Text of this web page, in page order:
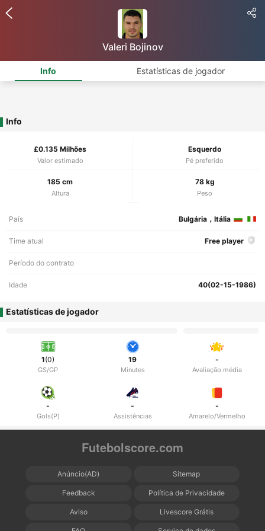
Valeri Bojinov
Info Estatísticas de jogador
Info
£0.135 Milhões
Valor estimado
Esquerdo
Pé preferido
185 cm
Altura
78 kg
Peso
País Bulgária，Itália
Time atual Free player
Período do contrato
Idade 40(02-15-1986)
Estatísticas de jogador
1(0)
GS/GP
19
Minutes
-
Avaliação média
-
Gols(P)
-
Assistências
-
Amarelo/Vermelho
Futebolscore.com
Anúncio(AD) Sitemap
Feedback Política de Privacidade
Aviso Livescore Grátis